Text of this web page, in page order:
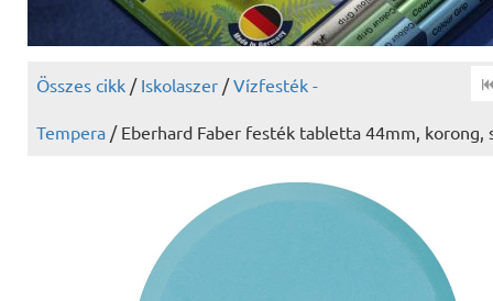
Összes cikk / Iskolaszer /Vízfesték -
Tempera / Eberhard Faber festék tabletta 44mm, korong,